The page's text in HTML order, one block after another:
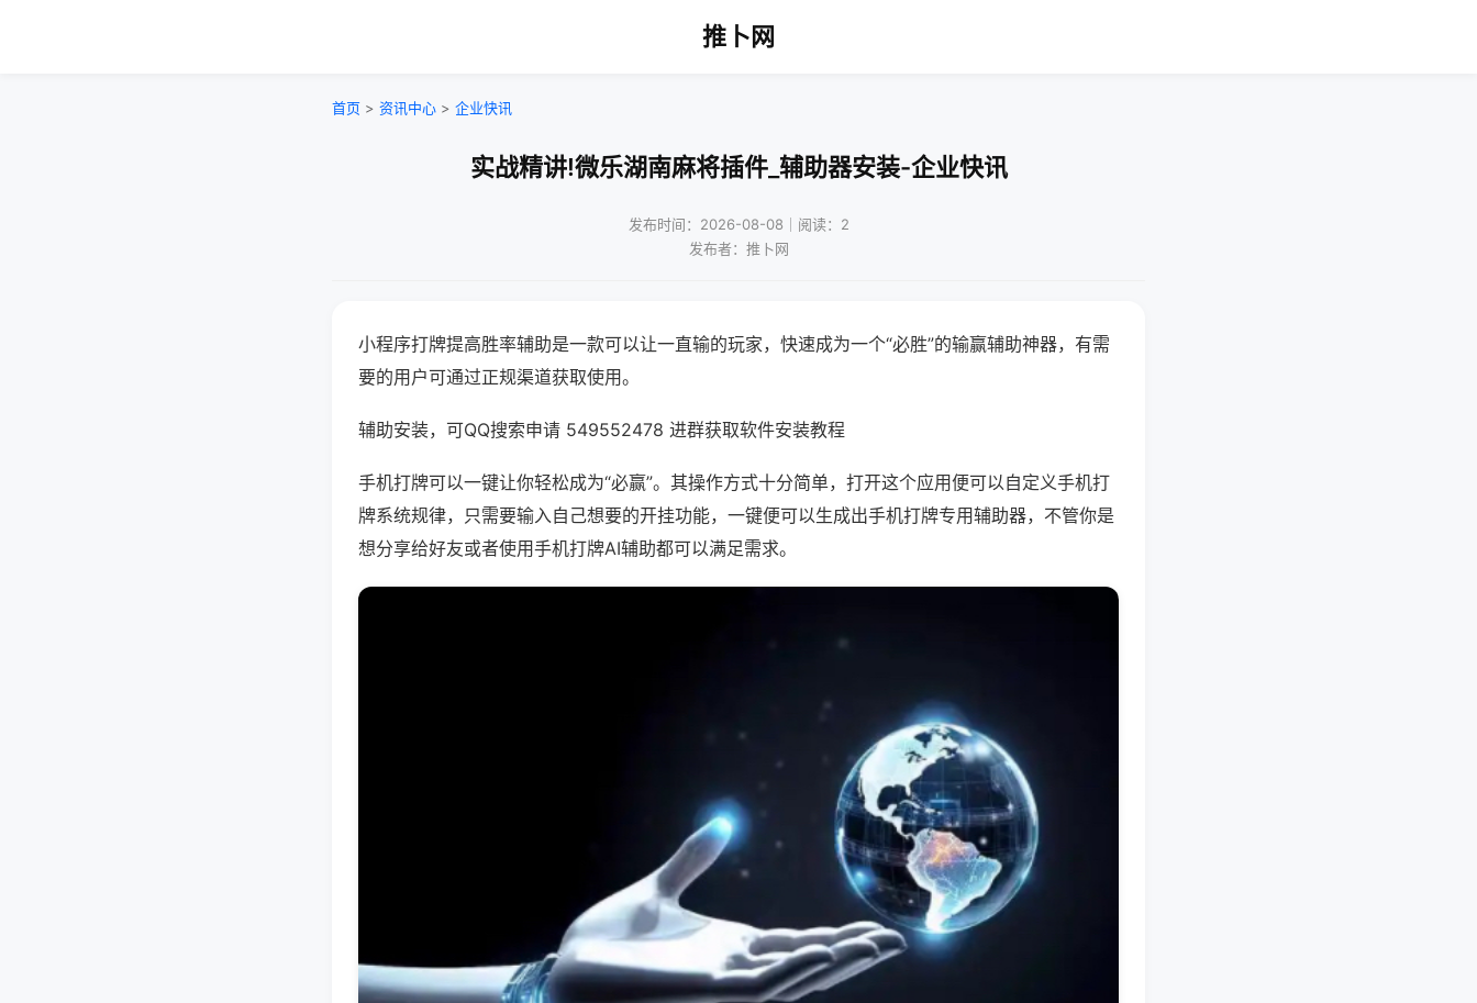
推卜网
首页 > 资讯中心 > 企业快讯
实战精讲!微乐湖南麻将插件_辅助器安装-企业快讯
发布时间：2026-08-08｜阅读：2
发布者：推卜网
小程序打牌提高胜率辅助是一款可以让一直输的玩家，快速成为一个“必胜”的输赢辅助神器，有需
要的用户可通过正规渠道获取使用。
辅助安装，可QQ搜索申请 549552478 进群获取软件安装教程
手机打牌可以一键让你轻松成为“必赢”。其操作方式十分简单，打开这个应用便可以自定义手机打
牌系统规律，只需要输入自己想要的开挂功能，一键便可以生成出手机打牌专用辅助器，不管你是
想分享给好友或者使用手机打牌AI辅助都可以满足需求。